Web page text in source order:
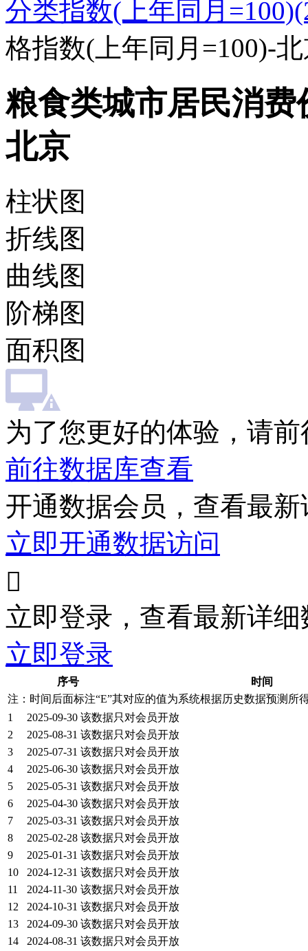
分类指数(上年同月
格指数(上年同月=100)-
粮食类城市居民消
北京
柱状图
折线图
曲线图
阶梯图
面积图
为了您更好的体验，请
前往数据库查看
开通数据会员，查看最
立即开通数据访问

立即登录，查看最新详细
立即登录
序号
时间
注：时间后面标注“E”其对应的值为系统根据历史数据预测所
1
2025-09-30 该数据只对会员开放
2
2025-08-31 该数据只对会员开放
3
2025-07-31 该数据只对会员开放
4
2025-06-30 该数据只对会员开放
5
2025-05-31 该数据只对会员开放
6
2025-04-30 该数据只对会员开放
7
2025-03-31 该数据只对会员开放
8
2025-02-28 该数据只对会员开放
9
2025-01-31 该数据只对会员开放
10
2024-12-31 该数据只对会员开放
11
2024-11-30 该数据只对会员开放
12
2024-10-31 该数据只对会员开放
13
2024-09-30 该数据只对会员开放
14
2024-08-31 该数据只对会员开放